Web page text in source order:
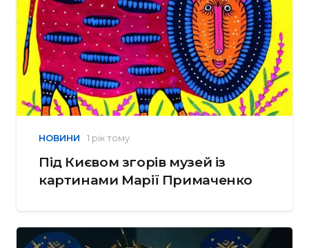
НОВИНИ 1 рік тому
Під Києвом згорів музей із
картинами Марії Примаченко